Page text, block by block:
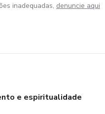
inadequadas, denuncie aqui
e espiritualidade